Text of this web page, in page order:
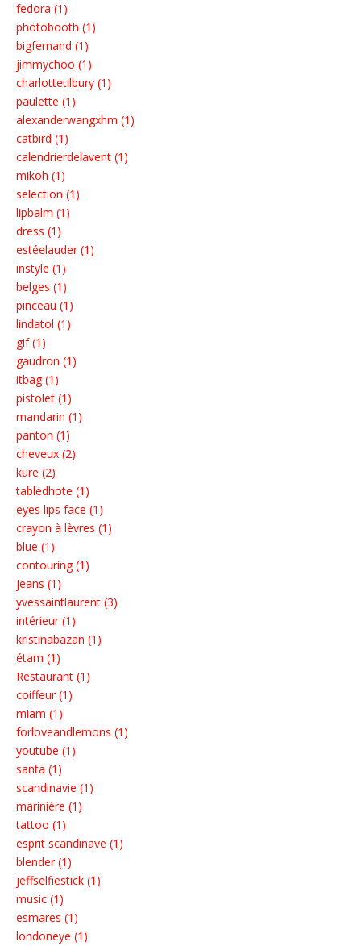
fedora (1)
photobooth (1)
bigfernand (1)
jimmychoo (1)
charlottetilbury (1)
paulette (1)
alexanderwangxhm (1)
catbird (1)
calendrierdelavent (1)
mikoh (1)
selection (1)
lipbalm (1)
dress (1)
estéelauder (1)
instyle (1)
belges (1)
pinceau (1)
lindatol (1)
gif (1)
gaudron (1)
itbag (1)
pistolet (1)
mandarin (1)
panton (1)
cheveux (2)
kure (2)
tabledhote (1)
eyes lips face (1)
crayon à lèvres (1)
blue (1)
contouring (1)
jeans (1)
yvessaintlaurent (3)
intérieur (1)
kristinabazan (1)
étam (1)
Restaurant (1)
coiffeur (1)
miam (1)
forloveandlemons (1)
youtube (1)
santa (1)
scandinavie (1)
marinière (1)
tattoo (1)
esprit scandinave (1)
blender (1)
jeffselfiestick (1)
music (1)
esmares (1)
londoneye (1)